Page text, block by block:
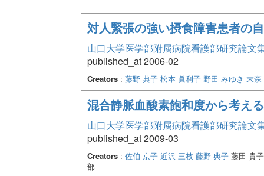
対人緊張の強い摂食障害患者の
山口大学医学部附属病院看護部研究論文
published_at 2006-02
Creators: 藤野 典子 松本 眞利子 野田 みゆき 末森
混合静脈血酸素飽和度から考え
山口大学医学部附属病院看護部研究論文
published_at 2009-03
Creators: 佐伯 京子 近沢 三枝 藤野 典子藤田 貴
部